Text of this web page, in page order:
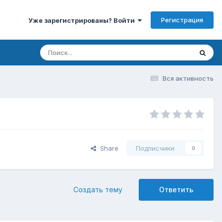
Уже зарегистрированы? Войти Регистрация
Вся активность
Share Подписчики 0
Ответить
Создать тему